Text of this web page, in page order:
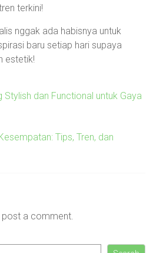
terkini!
nggak ada habisnya untuk
baru setiap hari supaya
estetik!
Stylish dan Functional untuk Gaya
Tips, Tren, dan
a comment.